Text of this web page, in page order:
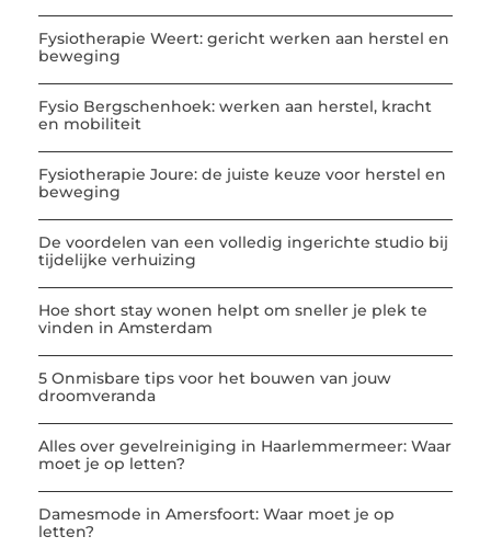
Fysiotherapie Weert: gericht werken aan herstel en
beweging
Fysio Bergschenhoek: werken aan herstel, kracht
en mobiliteit
Fysiotherapie Joure: de juiste keuze voor herstel en
beweging
De voordelen van een volledig ingerichte studio bij
tijdelijke verhuizing
Hoe short stay wonen helpt om sneller je plek te
vinden in Amsterdam
5 Onmisbare tips voor het bouwen van jouw
droomveranda
Alles over gevelreiniging in Haarlemmermeer: Waar
moet je op letten?
Damesmode in Amersfoort: Waar moet je op
letten?